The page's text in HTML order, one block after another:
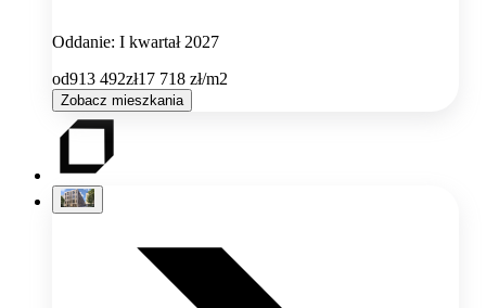
Oddanie: I kwartał 2027
od913 492zł17 718 zł/m2
Zobacz mieszkania